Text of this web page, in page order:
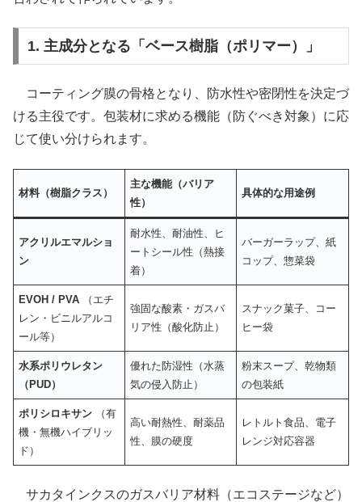
1. 主成分となる「ベース樹脂（ポリマー）」
コーティング膜の骨格となり、防水性や密閉性を決定づ
ける主役です。包装材に求める機能（防ぐべき対象）に応
じて使い分けられます。
材料（樹脂クラス）
主な機能（バリア
性）
具体的な用途例
アクリルエマルショ
ン
耐水性、耐油性、ヒ
ートシール性（熱接
着）
バーガーラップ、紙
コップ、惣菜袋
EVOH / PVA （エチ
レン・ビニルアルコ
ール等）
強固な酸素・ガスバ
リア性（酸化防止）
スナック菓子、コー
ヒー袋
水系ポリウレタン
（PUD）
優れた防湿性（水蒸
気の侵入防止）
粉末スープ、乾物類
の包装紙
ポリシロキサン （有
機・無機ハイブリッ
ド）
高い耐熱性、耐薬品
性、膜の硬度
レトルト食品、電子
レンジ対応容器
サカタインクスのガスバリア材料（エコステージなど）